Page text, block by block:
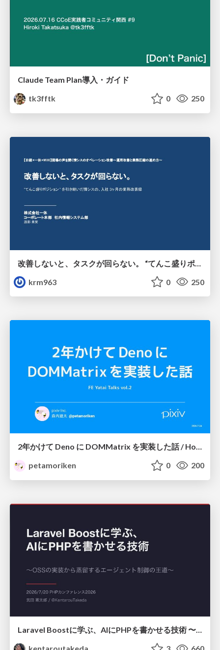
Claude Team Plan導入・ガイド
tk3fftk
0 250
krm963
0 250
2年かけて Deno に DOMMatrix を実装した話 / How I implemented DOMMatrix in Deno over two years
petamoriken
0 200
Laravel Boostに学ぶ、AIにPHPを書かせる技術 〜OSSの実装から蒸留するエージェント制御の王道〜